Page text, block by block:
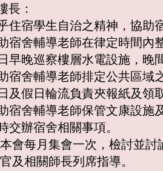
長：
住宿學生自治之精神，協助
宿舍輔導老師在律定時間內
早晚巡察樓層水電設施，晚
宿舍輔導老師排定公共區域
及假日輪流負責夾報紙及領
宿舍輔導老師保管文康設施
交辦宿舍相關事項。
會每月集會一次，檢討並
及相關師長列席指導。